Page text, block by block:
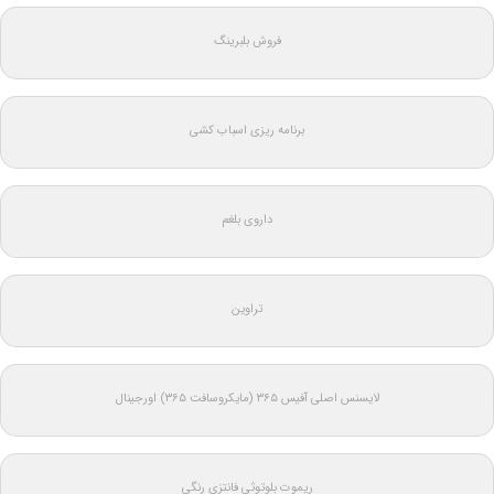
فروش بلبرینگ
برنامه ریزی اسباب کشی
داروی بلغم
تراوین
لایسنس اصلی آفیس ۳۶۵ (مایکروسافت ۳۶۵) اورجینال
ریموت بلوتوثی فانتزی رنگی